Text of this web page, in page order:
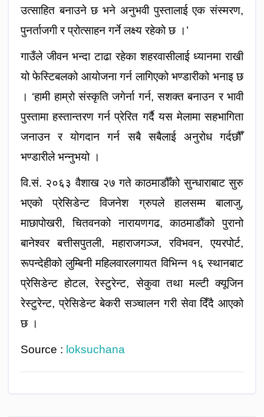
उत्साहित बनाउने छ भने अनुभवी पुस्तालाई एक संस्मरण,
पुनर्ताजगी र प्रोत्साहन गर्ने लक्ष्य रहेको छ ।’
गाउँले जीवन भन्दा टाढा रहेका शहरवासीलाई ध्यानमा राखी
यो फेस्टिबलको आयोजना गर्न लागिएको भण्डारीको भनाइ छ
। ‘हामी हाम्रो संस्कृति जगेर्ना गर्न, सशक्त बनाउन र भावी
पुस्तामा हस्तान्तरण गर्न प्रेरित गर्दै यस मेलामा सहभागिता
जनाउन र योगदान गर्न सबै सबैलाई अनुरोध गर्दछौँ’
भण्डारीले भन्नुभयो ।
वि.सं. २०६३ वैशाख २७ गते काठमाडौँको सुन्धाराबाट सुरु
भएको प्रेसिडेन्ट विजनेश ग्रुपले हालसम्म बालाजु,
माछापोखरी, चितवनको नारायणगढ, काठमाडौंको पुरानो
बानेश्वर बत्तीसपुतली, महाराजगञ्ज, रविभवन, एयरपोर्ट,
रूपन्देहीको लुम्बिनी महिलवारलगायत विभिन्न १६ स्थानबाट
प्रेसिडेन्ट होटल, रेस्टुरेन्ट, सेकुवा तथा मल्टी क्यूजिन
रेस्टुरेन्ट, प्रेसिडेन्ट बेकरी सञ्चालन गरी सेवा दिँदै आएको
छ ।
Source : loksuchana